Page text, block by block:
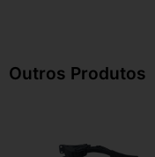
Outros Produtos